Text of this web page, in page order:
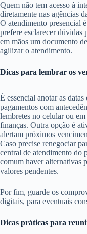
Quem não tem acesso à
diretamente nas agências
O atendimento presencial
prefere esclarecer dúvidas
em mãos um documento
agilizar o atendimento.
Dicas para lembrar os
É essencial anotar as
pagamentos com
lembretes no celular ou
finanças. Outra opção é
alertam próximos
Caso precise renegociar
central de atendimento do
comum haver alternativas
valores pendentes.
Por fim, guarde os
digitais, para eventuais
Dicas práticas para